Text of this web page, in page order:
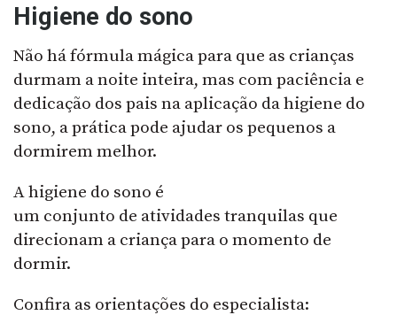
Higiene do sono
Não há fórmula mágica para que as crianças
durmam a noite inteira, mas com paciência e
dedicação dos pais na aplicação da higiene do
sono, a prática pode ajudar os pequenos a
dormirem melhor.
A higiene do sono é
um conjunto de atividades tranquilas que
direcionam a criança para o momento de
dormir.
Confira as orientações do especialista: